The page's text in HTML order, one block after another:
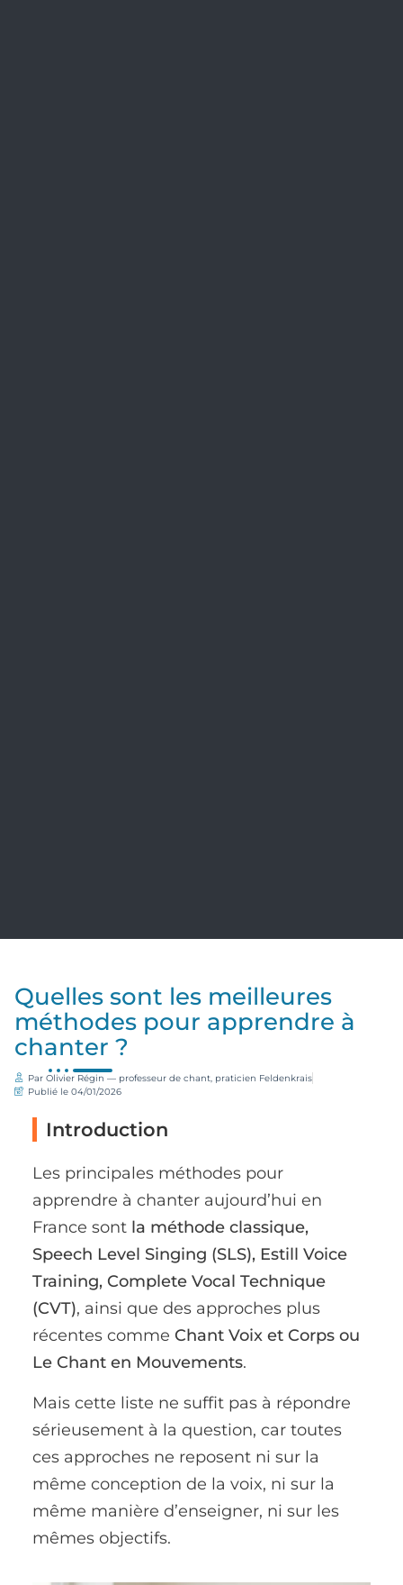
Quelles sont les meilleures
méthodes pour apprendre à
chanter ?
Par Olivier Régin — professeur de chant, praticien Feldenkrais
Publié le 04/01/2026
Introduction
Les principales méthodes pour
apprendre à chanter aujourd’hui en
France sont la méthode classique,
Speech Level Singing (SLS), Estill Voice
Training, Complete Vocal Technique
(CVT), ainsi que des approches plus
récentes comme Chant Voix et Corps ou
Le Chant en Mouvements.
Mais cette liste ne suffit pas à répondre
sérieusement à la question, car toutes
ces approches ne reposent ni sur la
même conception de la voix, ni sur la
même manière d’enseigner, ni sur les
mêmes objectifs.